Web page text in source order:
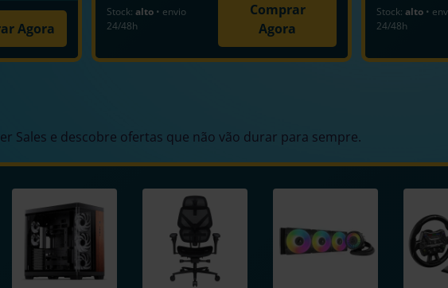
Agora
Stock: alto• envio
24/48h
Comprar
Agora
Stock:alto •
24/48h
Sales e descobre ofertas que não vão durar para sempre.